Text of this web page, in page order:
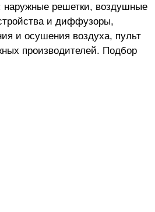
наружные решетки, воздушные
и диффузоры,
и осушения воздуха, пульт
производителей. Подбор